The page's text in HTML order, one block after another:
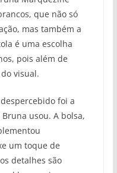
que não só
mas também a
é uma escolha
pois além de
visual.
foi a
usou. A bolsa,
um toque de
detalhes são